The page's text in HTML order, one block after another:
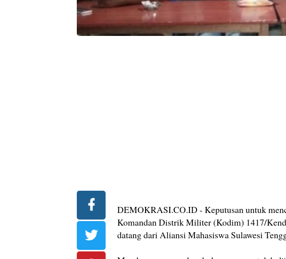
DEMOKRASI.CO.ID - Keputusan untuk
Komandan Distrik Militer (Kodim) 1417/
datang dari Aliansi Mahasiswa Sulawesi